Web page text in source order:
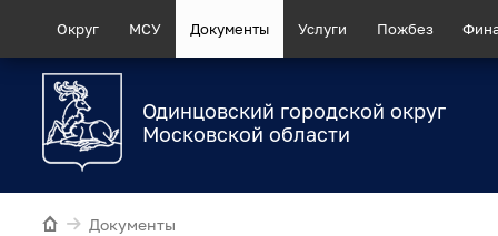
Округ МСУ Документы Услуги Пожбез
Одинцовский городской округ
Московской области
Документы